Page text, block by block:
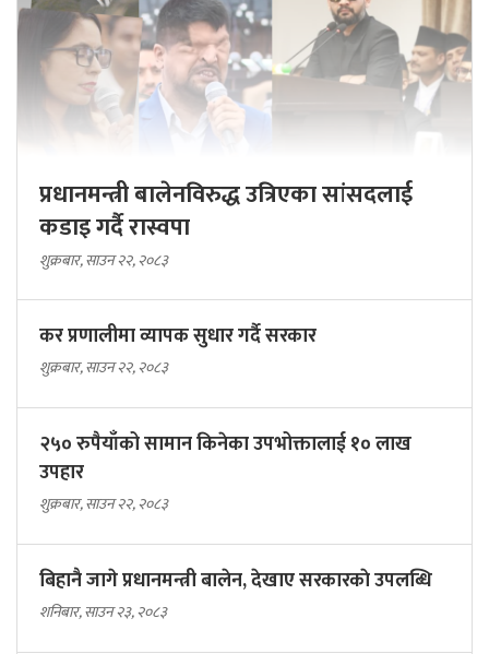
प्रधानमन्त्री बालेनविरुद्ध उत्रिएका सांसदलाई
कडाइ गर्दै रास्वपा
शुक्रबार, साउन २२, २०८३
कर प्रणालीमा व्यापक सुधार गर्दै सरकार
शुक्रबार, साउन २२, २०८३
२५० रुपैयाँको सामान किनेका उपभोक्तालाई १० लाख
उपहार
शुक्रबार, साउन २२, २०८३
बिहानै जागे प्रधानमन्त्री बालेन, देखाए सरकारकाे उपलब्धि
शनिबार, साउन २३, २०८३